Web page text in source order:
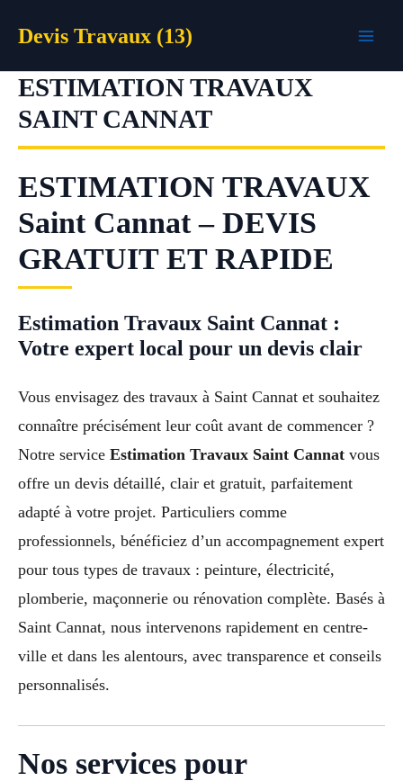
Devis Travaux (13)
ESTIMATION TRAVAUX
SAINT CANNAT
ESTIMATION TRAVAUX
Saint Cannat – DEVIS
GRATUIT ET RAPIDE
Estimation Travaux Saint Cannat :
Votre expert local pour un devis clair
Vous envisagez des travaux à Saint Cannat et souhaitez
connaître précisément leur coût avant de commencer ?
Notre service Estimation Travaux Saint Cannat vous
offre un devis détaillé, clair et gratuit, parfaitement
adapté à votre projet. Particuliers comme
professionnels, bénéficiez d’un accompagnement expert
pour tous types de travaux : peinture, électricité,
plomberie, maçonnerie ou rénovation complète. Basés à
Saint Cannat, nous intervenons rapidement en centre-
ville et dans les alentours, avec transparence et conseils
personnalisés.
Nos services pour